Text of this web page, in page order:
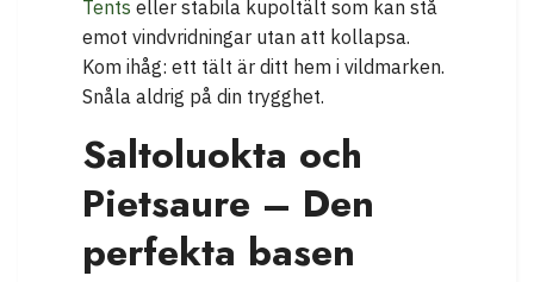
Tents eller stabila kupoltält som kan stå
emot vindvridningar utan att kollapsa.
Kom ihåg: ett tält är ditt hem i vildmarken.
Snåla aldrig på din trygghet.
Saltoluokta och
Pietsaure – Den
perfekta basen